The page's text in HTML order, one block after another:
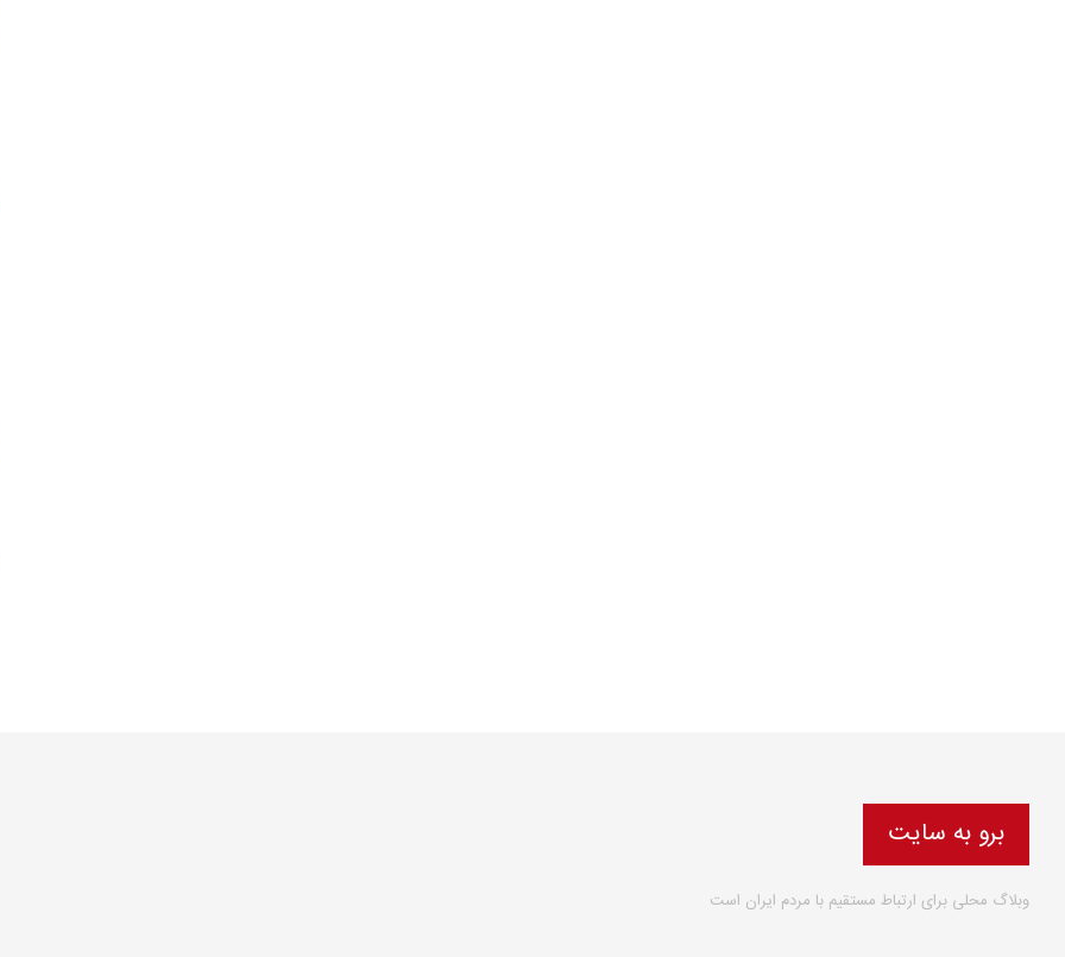
برو به سایت
وبلاگ محلی برای ارتباط مستقیم با مردم ایران است